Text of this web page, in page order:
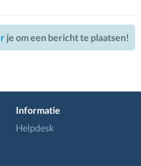
je om een bericht te plaatsen!
Informatie
Helpdesk